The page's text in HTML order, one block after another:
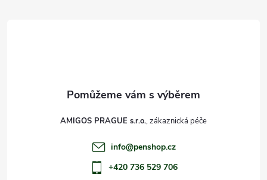
AMIGOS PRAGUE s.r.o.
info@penshop.cz
+420 736 529 706